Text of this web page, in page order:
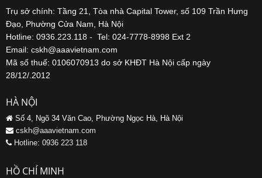
Trụ sở chính: Tầng 21, Tòa nhà Capital Tower, số 109 Trần Hưng
Đạo, Phường Cửa Nam, Hà Nội
Hotline: 0936.223.118 - Tel: 024-7778-8998 Ext 2
Email: cskh@aaavietnam.com
Mã số thuế: 0106070913 do sở KHĐT Hà Nội cấp ngày
28/12/.2012
HÀ NỘI
Số 4, Ngõ 34 Văn Cao, Phường Ngọc Hà, Hà Nội
cskh@aaavietnam.com
Hotline: 0936 223 118
HỒ CHÍ MINH